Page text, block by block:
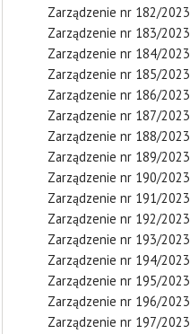
Zarządzenie nr 182/2023
Zarządzenie nr 183/2023
Zarządzenie nr 184/2023
Zarządzenie nr 185/2023
Zarządzenie nr 186/2023
Zarządzenie nr 187/2023
Zarządzenie nr 188/2023
Zarządzenie nr 189/2023
Zarządzenie nr 190/2023
Zarządzenie nr 191/2023
Zarządzenie nr 192/2023
Zarządzenie nr 193/2023
Zarządzenie nr 194/2023
Zarządzenie nr 195/2023
Zarządzenie nr 196/2023
Zarządzenie nr 197/2023